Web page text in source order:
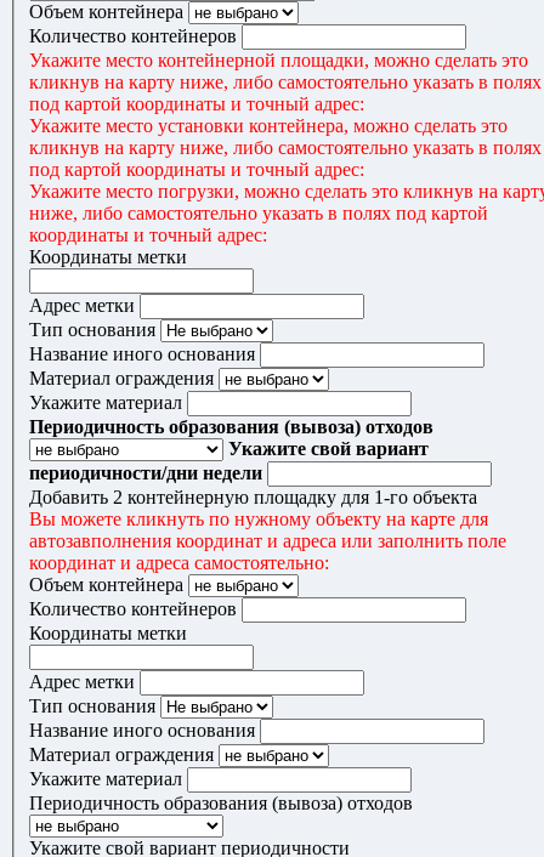
Объем контейнера
Количество контейнеров
Укажите место контейнерной площадки, можно сделать это
кликнув на карту ниже, либо самостоятельно указать в полях
под картой координаты и точный адрес:
Укажите место установки контейнера, можно сделать это
кликнув на карту ниже, либо самостоятельно указать в полях
под картой координаты и точный адрес:
Укажите место погрузки, можно сделать это кликнув на
ниже, либо самостоятельно указать в полях под картой
координаты и точный адрес:
Координаты метки
Адрес метки
Тип основания
Название иного основания
Материал ограждения
Укажите материал
Периодичность образования (вывоза) отходов
Укажите свой вариант
периодичности/дни недели
Добавить 2 контейнерную площадку для 1-го объекта
Вы можете кликнуть по нужному объекту на карте для
автозавполнения координат и адреса или заполнить поле
координат и адреса самостоятельно:
Объем контейнера
Количество контейнеров
Координаты метки
Адрес метки
Тип основания
Название иного основания
Материал ограждения
Укажите материал
Периодичность образования (вывоза) отходов
Укажите свой вариант периодичности